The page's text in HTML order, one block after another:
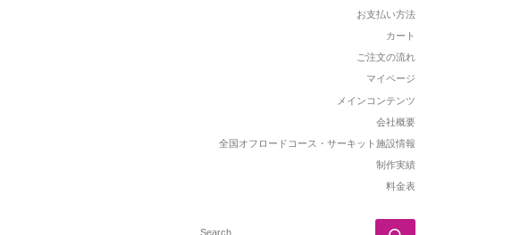
お支払い方法
カート
ご注文の流れ
マイページ
メインコンテンツ
会社概要
全国オフロードコース・サーキット施設情報
制作実績
料金表